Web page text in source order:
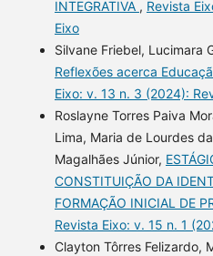
INTEGRATIVA , Revista
Eixo
Silvane Friebel, Lucimara
Reflexões acerca
Eixo: v. 13 n. 3 (2024):
Roslayne Torres Paiva
Lima, Maria de Lourdes
Magalhães Júnior,
CONSTITUIÇÃO DA
FORMAÇÃO INICIAL DE
Revista Eixo: v. 15 n. 1
Clayton Tôrres Felizardo,